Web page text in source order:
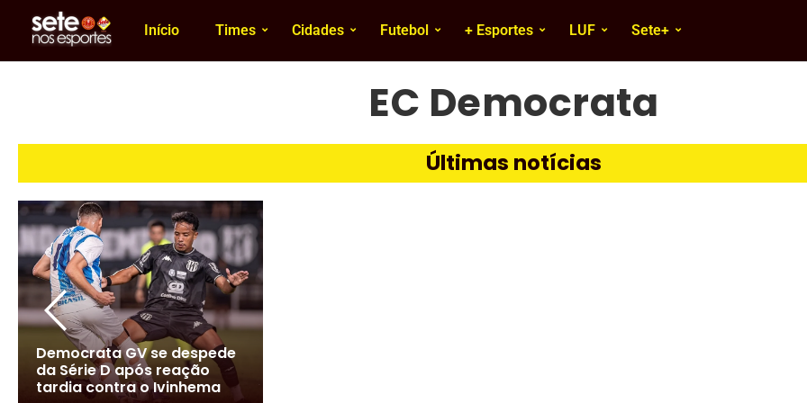
Início Times Cidades Futebol + Esportes LUF Sete+
EC Democrata
Últimas notícias
Democrata GV se despede
da Série D após reação
tardia contra o Ivinhema